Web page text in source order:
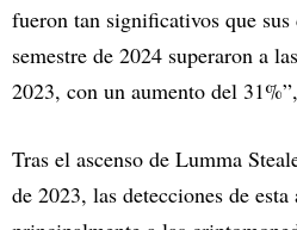
fueron tan significativos que
semestre de 2024 superaron a
2023, con un aumento del
Tras el ascenso de Lumma
de 2023, las detecciones de